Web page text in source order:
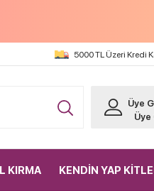
5000 TL Üzeri Kredi
Üye
Üye
KIRMA KENDİN YAP